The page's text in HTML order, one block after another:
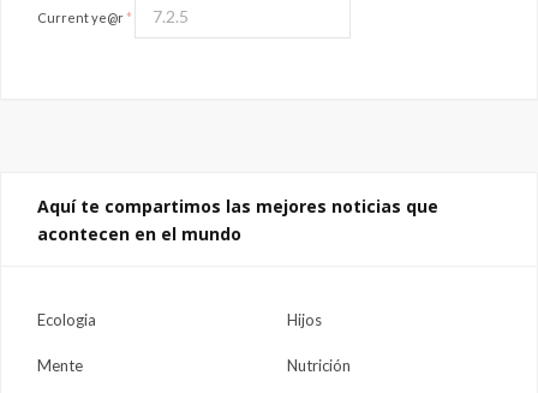
Current ye@r *
Aquí te compartimos las mejores noticias que
acontecen en el mundo
Ecologia Hijos
Mente Nutrición